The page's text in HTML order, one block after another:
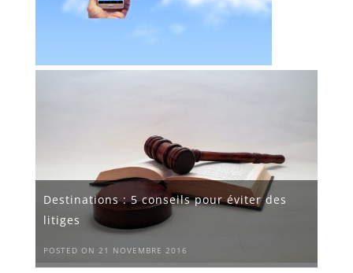
Destinations : 5 conseils pour éviter des
litiges
POSTED ON 21 NOVEMBRE 2016